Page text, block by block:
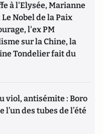
à l'Elysée, Marianne
Nobel de la Paix
l'ex PM
sur la Chine, la
Tondelier fait du
viol, antisémite : Boro
l’un des tubes de l’été